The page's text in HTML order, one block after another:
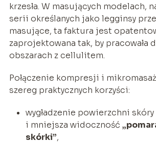
krzesła. W masujących modelach,
serii określanych jako legginsy
masujące, ta faktura jest
zaprojektowana tak, by pracowała
obszarach z cellulitem.
Połączenie kompresji i
szereg praktycznych korzyści:
wygładzenie powierzchni
i mniejsza widoczność
skórki”,